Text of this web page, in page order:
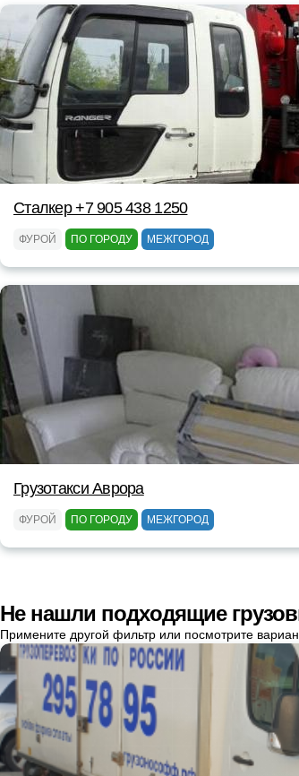
Сталкер +7 905 438 1250
ФУРОЙ ПО ГОРОДУ МЕЖГОРОД
Грузотакси Аврора
ФУРОЙ ПО ГОРОДУ МЕЖГОРОД
Не нашли подходящие
Примените другой фильтр или посмотрите